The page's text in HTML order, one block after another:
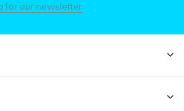
for our newsletter